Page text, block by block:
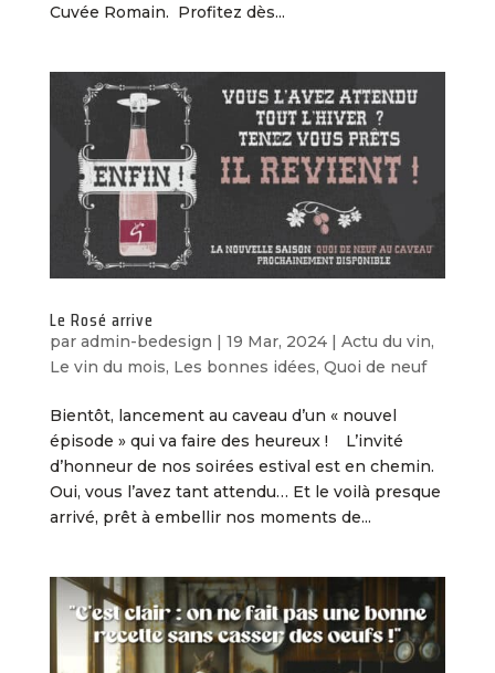
Cuvée Romain. Profitez dès...
Le Rosé arrive
par admin-bedesign | 19 Mar, 2024| Actu du vin,
Le vin du mois, Les bonnes idées, Quoi de neuf
Bientôt, lancement au caveau d’un « nouvel
épisode » qui va faire des heureux ! L’invité
d’honneur de nos soirées estival est en chemin.
Oui, vous l’avez tant attendu… Et le voilà presque
arrivé, prêt à embellir nos moments de...